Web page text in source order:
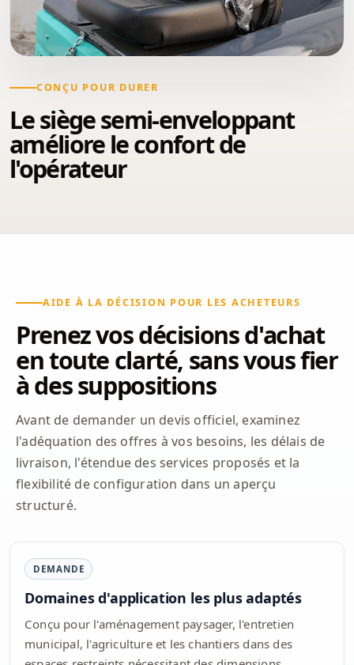
CONÇU POUR DURER
Le siège semi-enveloppant
améliore le confort de
l'opérateur
AIDE À LA DÉCISION POUR LES ACHETEURS
Prenez vos décisions d'achat
en toute clarté, sans vous fier
à des suppositions
Avant de demander un devis officiel, examinez
l'adéquation des offres à vos besoins, les délais de
livraison, l'étendue des services proposés et la
flexibilité de configuration dans un aperçu
structuré.
DEMANDE
Domaines d'application les plus adaptés
Conçu pour l'aménagement paysager, l'entretien
municipal, l'agriculture et les chantiers dans des